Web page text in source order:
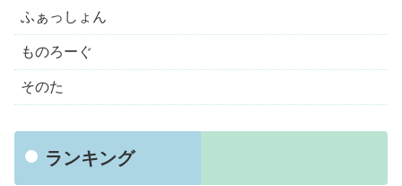
ふぁっしょん
ものろーぐ
そのた
ランキング